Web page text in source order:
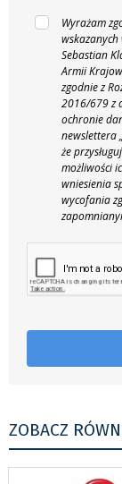
Wyrażam
Sebastian
Armii
zgodnie z
2016/679 z
ochronie
newslettera
że
możliwości
wniesienia
wycofania
ZOBACZ